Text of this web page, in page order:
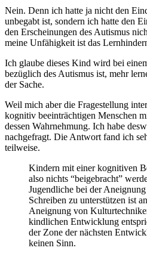
Nein. Denn ich hatte ja nicht den
unbegabt ist, sondern ich hatte den
den Erscheinungen des Autismus
meine Unfähigkeit ist das
Ich glaube dieses Kind wird bei
bezüglich des Autismus ist, mehr
der Sache.
Weil mich aber die Fragestellung
kognitiv beeinträchtigen Menschen
dessen Wahrnehmung. Ich habe
nachgefragt. Die Antwort fand ich
teilweise.
Kindern mit einer kognitiven
also nichts “beigebracht”
Jugendliche bei der
Schreiben zu unterstützen ist
Aneignung von
kindlichen Entwicklung
der Zone der nächsten
keinen Sinn.